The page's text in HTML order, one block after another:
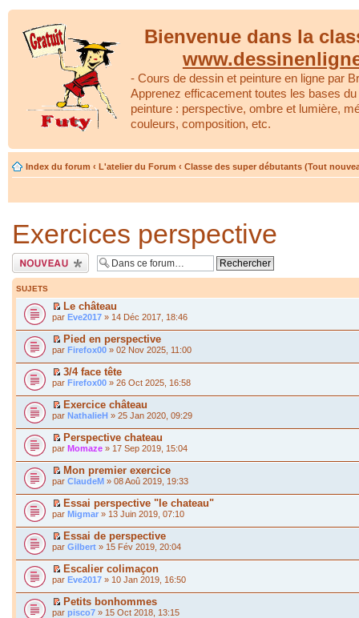
Bienvenue dans la
- Cours de dessin et peinture en ligne par
Apprenez efficacement toutes les bases
peinture : perspective, ombre et lumière,
couleurs, composition, etc.
Index du forum ‹ L'atelier du Forum ‹ Classe des super débutants (Tout
Exercices perspective
Écrire un nouveau
sujet
SUJETS
Le château
par Eve2017 » 14 Déc 2017, 18:46
Pied en perspective
par Firefox00 » 02 Nov 2025, 11:00
3/4 face tête
par Firefox00 » 26 Oct 2025, 16:58
Exercice château
par NathalieH » 25 Jan 2020, 09:29
Perspective chateau
par Momaze » 17 Sep 2019, 15:04
Mon premier exercice
par ClaudeM » 08 Aoû 2019, 19:33
Essai perspective "le chateau"
par Migmar » 13 Juin 2019, 07:10
Essai de perspective
par Gilbert » 15 Fév 2019, 20:04
Escalier colimaçon
par Eve2017 » 10 Jan 2019, 16:50
Petits bonhommes
par pisco7 » 15 Oct 2018, 13:15